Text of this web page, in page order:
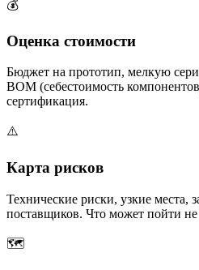
💰
Оценка стоимости
Бюджет на прототип, мелкую
BOM (себестоимость
сертификация.
⚠️
Карта рисков
Технические риски, узкие места,
поставщиков. Что может пойти не
🗺️